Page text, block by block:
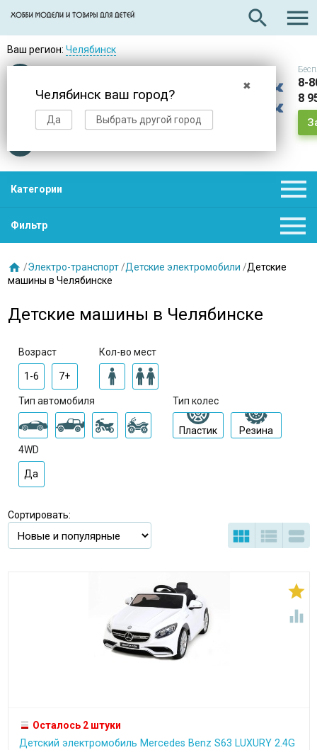
search 
Ваш регион: Челябинск
✖
Челябинск ваш город?
Да Выбрать другой город
Доставкав день заказа
8-
8
Категории 
Фильтр 
 /Электро-транспорт /Детские электромобили /Детские
машины в Челябинске
Детские машины в Челябинске
Возраст
1-6 7+
Кол-во мест
Тип автомобиля Тип колес
Пластик
Резина
4WD
Да
Сортировать:
  


Осталось 2 штуки
Детский электромобиль Mercedes Benz S63 LUXURY 2.4G